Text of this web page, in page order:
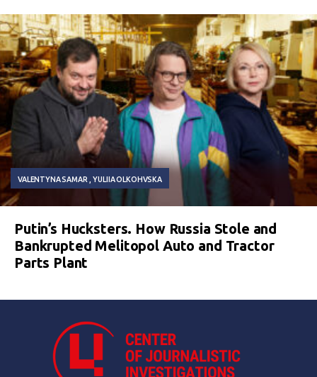
VALENTYNA SAMAR YULIIA OLKOHVSKA
Putin’s Hucksters. How Russia Stole and
Bankrupted Melitopol Auto and Tractor
Parts Plant